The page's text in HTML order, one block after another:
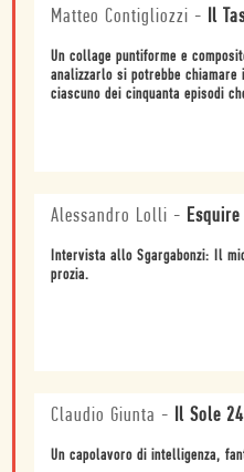
Matteo Contigliozzi - Il
Un collage puntiforme e
analizzarlo si potrebbe
ciascuno dei cinquanta episodi
Alessandro Lolli - Esquire
Intervista allo Sgargabonzi: Il
prozia.
Claudio Giunta - Il Sole 24
Un capolavoro di intelligenza,